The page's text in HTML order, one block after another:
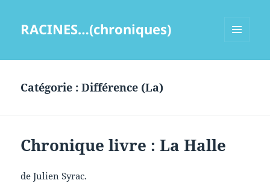
RACINES…(chroniques)
Catégorie :Différence (La)
Chronique livre : La Halle
de Julien Syrac.